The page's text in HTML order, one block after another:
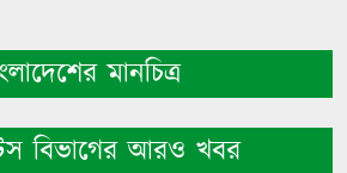
মানচিত্র
বিভাগের আরও খবর